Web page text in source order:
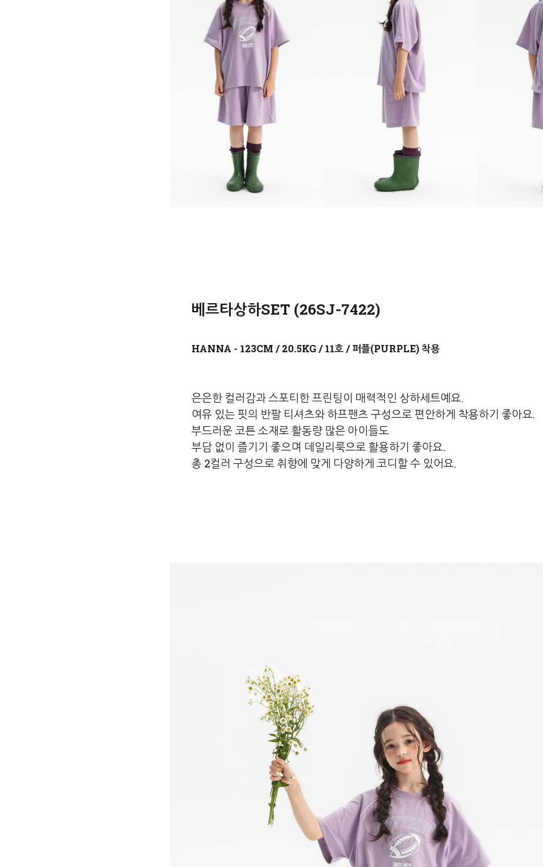
베르타상하SET (26SJ-7422)
퍼플(PURPLE)
은은한 컬러감과 스포티한 프린팅이 매력적인 상하세트예요.
여유 있는 핏의 반팔 티셔츠와 하프팬츠 구성으로 편안하게 착용하기 좋아요.
부드러운 코튼 소재로 활동량 많은 아이들도
부담 없이 즐기기 좋으며 데일리룩으로 활용하기 좋아요.
총 2컬러 구성으로 취향에 맞게 다양하게 코디할 수 있어요.